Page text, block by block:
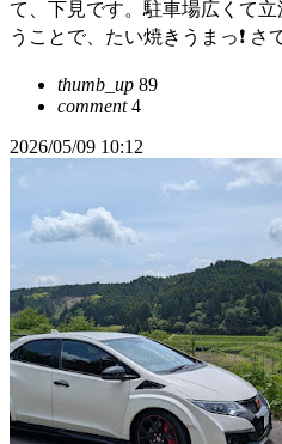
て、下見です。駐車場広くて
うことで、たい焼きうまっ❗ さ
thumb_up 89
comment4
2026/05/09 10:12